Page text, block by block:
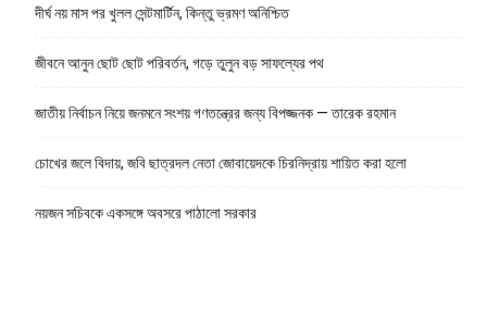
দীর্ঘ নয় মাস পর খুলল সেন্টমার্টিন, কিন্তু ভ্রমণ অনিশ্চিত
জীবনে আনুন ছোট ছোট পরিবর্তন, গড়ে তুলুন বড় সাফল্যের পথ
জাতীয় নির্বাচন নিয়ে জনমনে সংশয় গণতন্ত্রের জন্য বিপজ্জনক — তারেক রহমান
চোখের জলে বিদায়, জবি ছাত্রদল নেতা জোবায়েদকে চিরনিদ্রায় শায়িত করা হলো
নয়জন সচিবকে একসঙ্গে অবসরে পাঠালো সরকার